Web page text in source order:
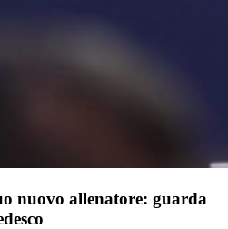
nuovo allenatore: guarda